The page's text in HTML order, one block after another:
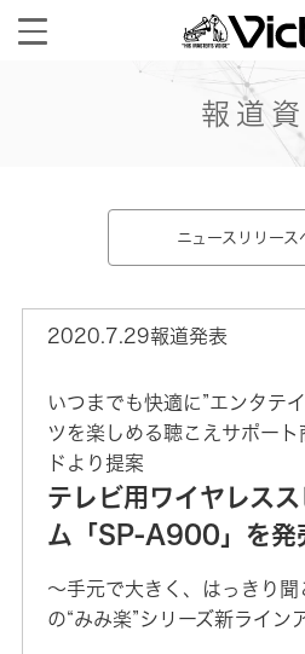
Toggle
navigation
報道
ニュースリリース
2020.7.29報道発表
いつまでも快適に”エンタテ
ツを楽しめる聴こえサポー
ドより提案
テレビ用ワイヤレス
ム「SP-A900」を発
～手元で大きく、はっきり
の“みみ楽”シリーズ新ライン